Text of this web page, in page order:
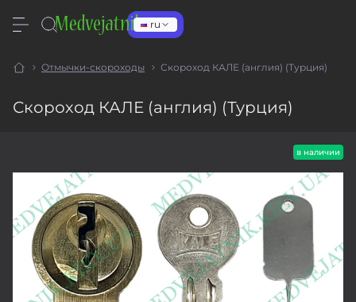
ru
Отмычки-скороходы Скороход КАЛЕ (англия) (Турция)
Скороход КАЛЕ (англия) (Турция)
в наличии